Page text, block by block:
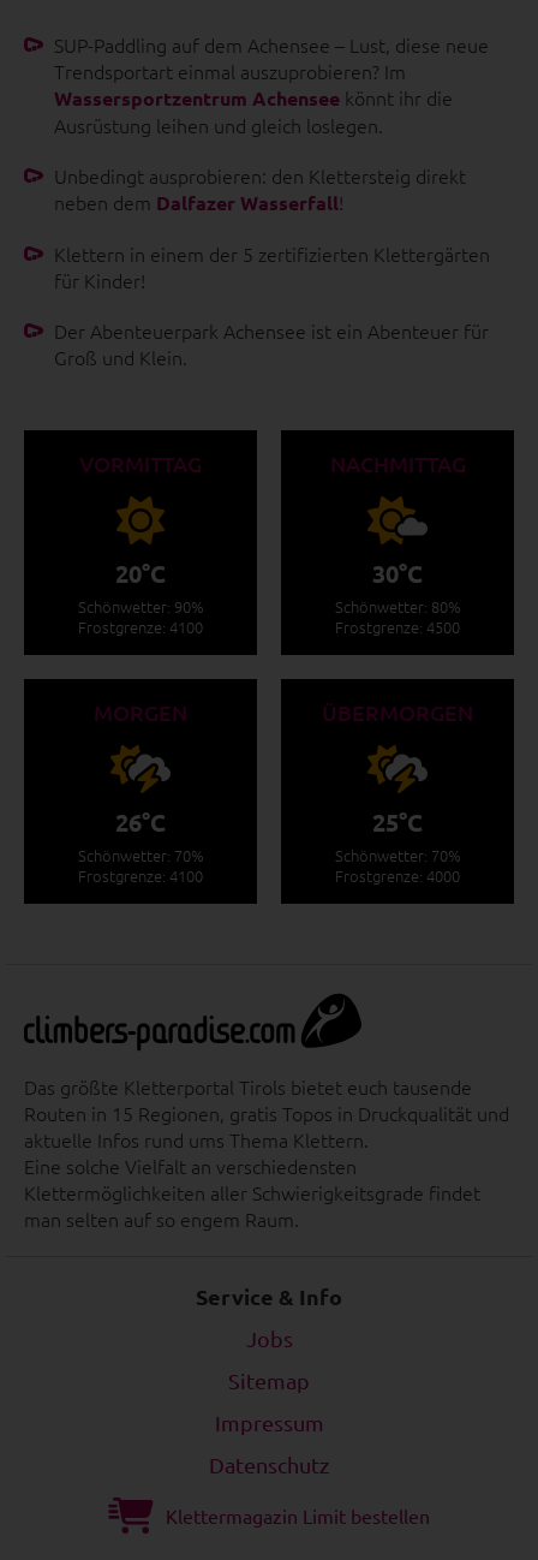
SUP-Paddling auf dem Achensee – Lust, diese neue
Trendsportart einmal auszuprobieren? Im
Wassersportzentrum Achensee könnt ihr die
Ausrüstung leihen und gleich loslegen.
Unbedingt ausprobieren: den Klettersteig direkt
neben dem Dalfazer Wasserfall!
Klettern in einem der 5 zertifizierten Klettergärten
für Kinder!
Der Abenteuerpark Achensee ist ein Abenteuer für
Groß und Klein.
VORMITTAG
20°C
Schönwetter: 90%
Frostgrenze: 4100
NACHMITTAG
30°C
Schönwetter: 80%
Frostgrenze: 4500
MORGEN
26°C
Schönwetter: 70%
Frostgrenze: 4100
ÜBERMORGEN
25°C
Schönwetter: 70%
Frostgrenze: 4000
Das größte Kletterportal Tirols bietet euch tausende
Routen in 15 Regionen, gratis Topos in Druckqualität und
aktuelle Infos rund ums Thema Klettern.
Eine solche Vielfalt an verschiedensten
Klettermöglichkeiten aller Schwierigkeitsgrade findet
man selten auf so engem Raum.
Service & Info
Jobs
Sitemap
Impressum
Datenschutz
Klettermagazin Limit bestellen